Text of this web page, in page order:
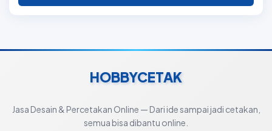
HOBBYCETAK
Jasa Desain & Percetakan Online — Dari ide sampai jadi cetakan,
semua bisa dibantu online.